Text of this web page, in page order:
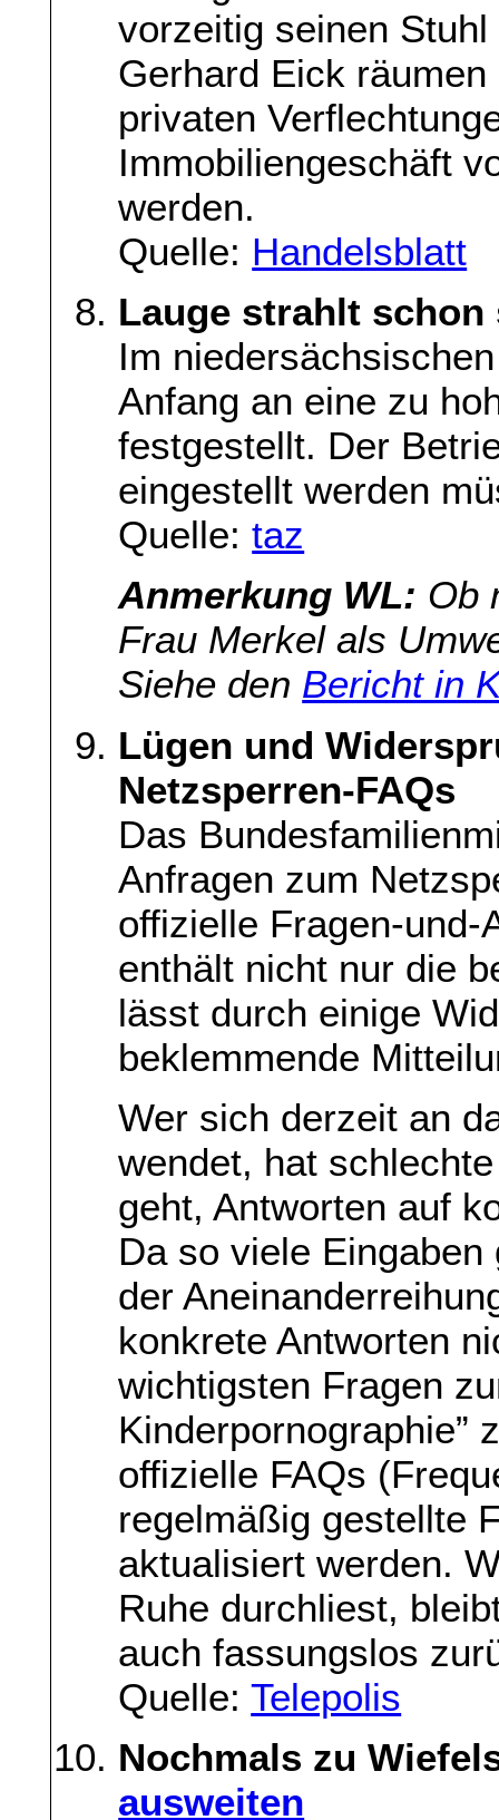
vorzeitig seinen
Gerhard Eick
privaten
Immobiliengeschäft
werden.
Quelle: Handelsblatt
Lauge strahlt schon
Im
Anfang an eine zu
festgestellt. Der
eingestellt werden
Quelle:taz
Anmerkung WL: Ob
Frau Merkel als
Siehe den Bericht in
Lügen und
Netzsperren-FAQs
Das
Anfragen zum
offizielle Fragen-und-
enthält nicht nur die
lässt durch einige
beklemmende
Wer sich derzeit an
wendet, hat
geht, Antworten auf
Da so viele
der
konkrete Antworten
wichtigsten Fragen
Kinderpornographie”
offizielle FAQs
regelmäßig gestellte
aktualisiert werden.
Ruhe durchliest,
auch fassungslos
Quelle:Telepolis
Nochmals zu
ausweiten